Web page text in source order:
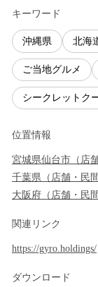
キーワード
沖縄県 北海
ご当地グルメ
シークレットク
位置情報
宮城県仙台市 （ 店
千葉県 （ 店舗・民
大阪府 （ 店舗・民
関連リンク
https://gyro.holdings/
ダウンロード